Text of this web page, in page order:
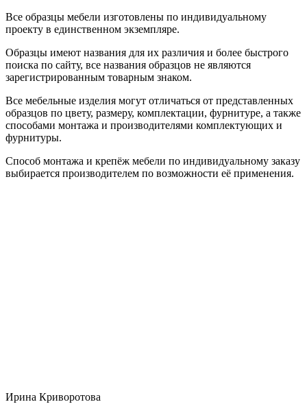
Все образцы мебели изготовлены по индивидуальному
проекту в единственном экземпляре.
Образцы имеют названия для их различия и более быстрого
поиска по сайту, все названия образцов не являются
зарегистрированным товарным знаком.
Все мебельные изделия могут отличаться от представленных
образцов по цвету, размеру, комплектации, фурнитуре, а также
способами монтажа и производителями комплектующих и
фурнитуры.
Способ монтажа и крепёж мебели по индивидуальному заказу
выбирается производителем по возможности её применения.
Ирина Криворотова